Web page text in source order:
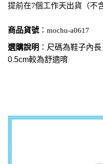
提前在7個工作天出貨（不
商品貨號： mochu-a0617
選購說明 ：尺碼為鞋子內
0.5cm較為舒適唷